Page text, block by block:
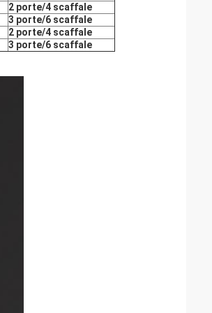
2 porte/4 scaffale
3 porte/6 scaffale
2 porte/4 scaffale
3 porte/6 scaffale